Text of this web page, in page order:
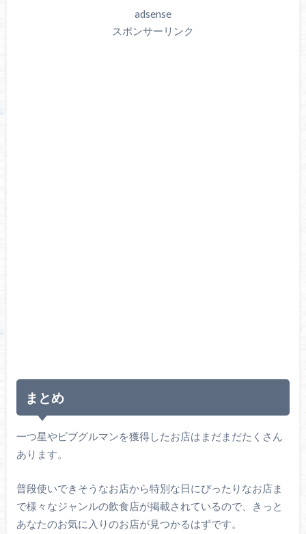
adsense
スポンサーリンク
まとめ
一つ星やビブグルマンを獲得したお店はまだまだたくさん
あります。
普段使いできそうなお店から特別な日にぴったりなお店ま
で様々なジャンルの飲食店が掲載されているので、きっと
あなたのお気に入りのお店が見つかるはずです。